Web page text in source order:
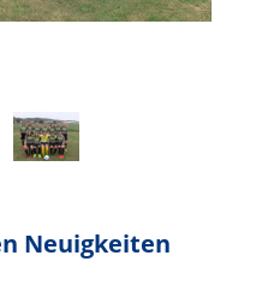
Neuigkeiten